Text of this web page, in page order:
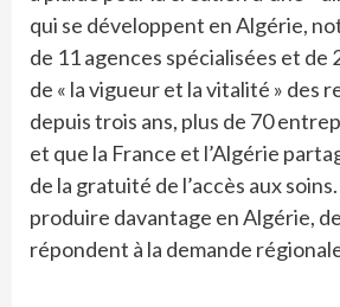
qui se développent en Algérie,
de 11 agences spécialisées et
de « la vigueur et la vitalité » des
depuis trois ans, plus de 70
et que la France et l’Algérie
de la gratuité de l’accès aux
produire davantage en Algérie,
répondent à la demande